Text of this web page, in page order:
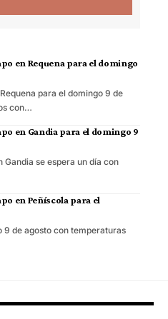
en Requena para el domingo
para el domingo 9 de
con…
en Gandia para el domingo 9
Gandia se espera un día con
en Peñíscola para el
9 de agosto con temperaturas